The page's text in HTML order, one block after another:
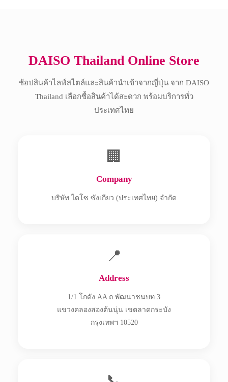
DAISO Thailand Online Store
ช้อปสินค้าไลฟ์สไตล์และสินค้านำเข้าจากญี่ปุ่น จาก DAISO
Thailand เลือกซื้อสินค้าได้สะดวก พร้อมบริการทั่ว
ประเทศไทย
🏢
Company
บริษัท ไดโซ ซังเกียว (ประเทศไทย) จำกัด
📍
Address
1/1 โกดัง AA ถ.พัฒนาชนบท 3
แขวงคลองสองต้นนุ่น เขตลาดกระบัง
กรุงเทพฯ 10520